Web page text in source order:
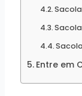
Entre em